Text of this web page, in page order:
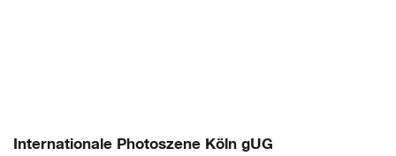
Internationale Photoszene Köln gUG